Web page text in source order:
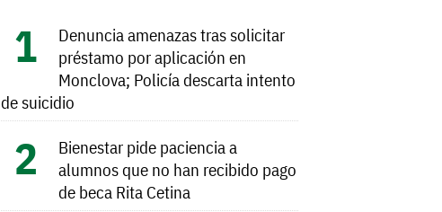
Denuncia amenazas tras solicitar
préstamo por aplicación en
Monclova; Policía descarta intento
de suicidio
Bienestar pide paciencia a
alumnos que no han recibido pago
de beca Rita Cetina